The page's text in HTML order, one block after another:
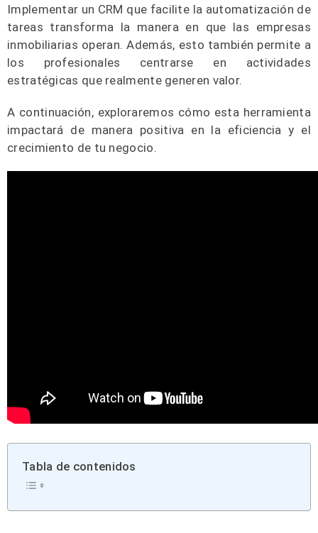
Implementar un CRM que facilite la automatización de
tareas transforma la manera en que las empresas
inmobiliarias operan. Además, esto también permite a
los profesionales centrarse en actividades
estratégicas que realmente generen valor.
A continuación, exploraremos cómo esta herramienta
impactará de manera positiva en la eficiencia y el
crecimiento de tu negocio.
Tabla de contenidos